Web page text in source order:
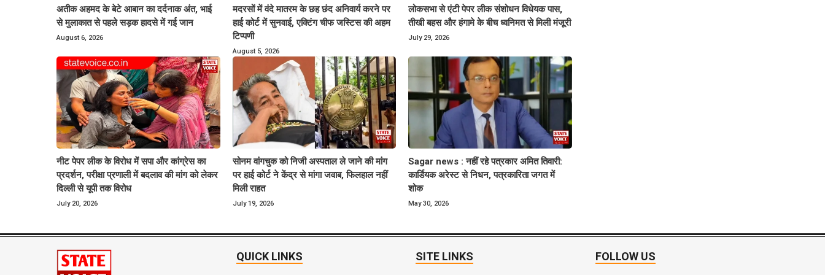
अतीक अहमद के बेटे आबान का दर्दनाक अंत, भाई
से मुलाकात से पहले सड़क हादसे में गई जान
August 6, 2026
मदरसों में वंदे मातरम के छह छंद अनिवार्य करने पर
हाई कोर्ट में सुनवाई, एक्टिंग चीफ जस्टिस की अहम
टिप्पणी
August 5, 2026
लोकसभा से एंटी पेपर लीक संशोधन विधेयक पास,
तीखी बहस और हंगामे के बीच ध्वनिमत से मिली मंजूरी
July 29, 2026
नीट पेपर लीक के विरोध में सपा और कांग्रेस का
प्रदर्शन, परीक्षा प्रणाली में बदलाव की मांग को लेकर
दिल्ली से यूपी तक विरोध
July 20, 2026
सोनम वांगचुक को निजी अस्पताल ले जाने की मांग
पर हाई कोर्ट ने केंद्र से मांगा जवाब, फिलहाल नहीं
मिली राहत
July 19, 2026
Sagar news : नहीं रहे पत्रकार अमित तिवारी:
कार्डियक अरेस्ट से निधन, पत्रकारिता जगत में
शोक
May 30, 2026
QUICK LINKS SITE LINKS FOLLOW US